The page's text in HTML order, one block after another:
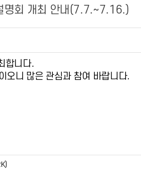
명회 개최 안내(7.7.~7.16.)
합니다.
오니 많은 관심과 참여 바랍니다.